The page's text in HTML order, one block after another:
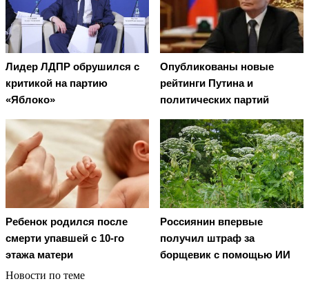
Лидер ЛДПР обрушился с
критикой на партию
«Яблоко»
Опубликованы новые
рейтинги Путина и
политических партий
Ребенок родился после
смерти упавшей с 10-го
этажа матери
Россиянин впервые
получил штраф за
борщевик с помощью ИИ
Новости по теме